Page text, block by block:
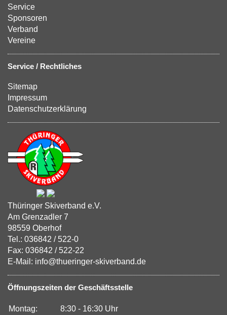
Service
Sponsoren
Verband
Vereine
Service / Rechtliches
Sitemap
Impressum
Datenschutzerklärung
Thüringer Skiverband e.V.
Am Grenzadler 7
98559 Oberhof
Tel.: 036842 / 522-0
Fax: 036842 / 522-22
E-Mail: info@thueringer-skiverband.de
Öffnungszeiten der Geschäftsstelle
Montag:
8:30 - 16:30 Uhr